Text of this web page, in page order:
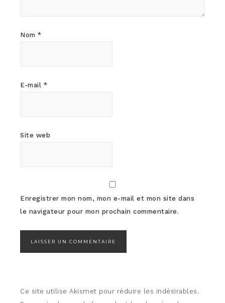
Nom *
E-mail *
Site web
Enregistrer mon nom, mon e-mail et mon site dans
le navigateur pour mon prochain commentaire.
Ce site utilise Akismet pour réduire les indésirables.